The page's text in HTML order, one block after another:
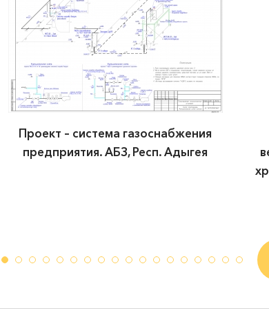
Проект в объеме – резервуарный парк
вертикальных стальных резервуаров под